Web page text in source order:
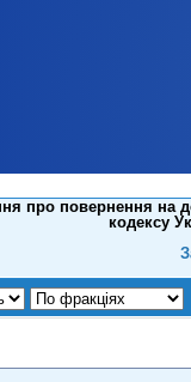
про повернення на
кодексу